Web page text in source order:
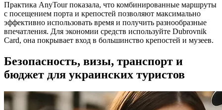
Практика AnyTour показала, что комбинированные маршруты
с посещением порта и крепостей позволяют максимально
эффективно использовать время и получить разнообразные
впечатления. Для экономии средств используйте Dubrovnik
Card, она покрывает вход в большинство крепостей и музеев.
Безопасность, визы, транспорт и
бюджет для украинских туристов